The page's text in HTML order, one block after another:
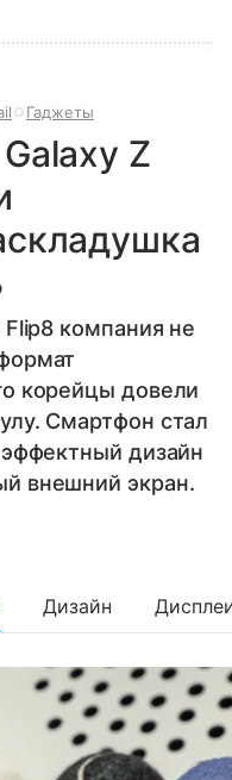
Гаджеты
Z
компания не
корейцы довели
Смартфон стал
дизайн
внешний экран.
Дизайн